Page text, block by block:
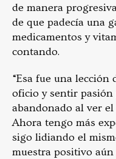
de manera
de que padecía una
medicamentos y
contando.
“Esa fue una lección
oficio y sentir
abandonado al ver
Ahora tengo más
sigo lidiando el
muestra positivo